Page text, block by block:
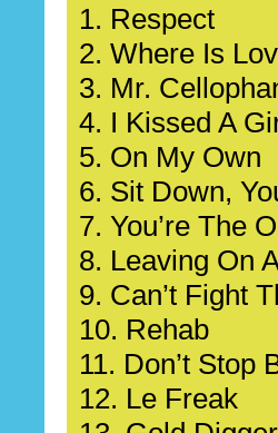
1. Respect
2. Where Is
3. Mr.
4. I Kissed A
5. On My Own
6. Sit Down,
7. You’re The
8. Leaving On
9. Can’t Fight
10. Rehab
11. Don’t Stop
12. Le Freak